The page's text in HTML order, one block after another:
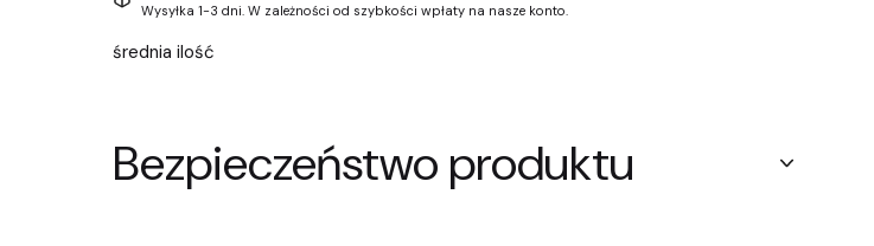
Wysyłka 1-3 dni. W zależności od szybkości wpłaty na nasze konto.
średnia ilość
Bezpieczeństwo produktu